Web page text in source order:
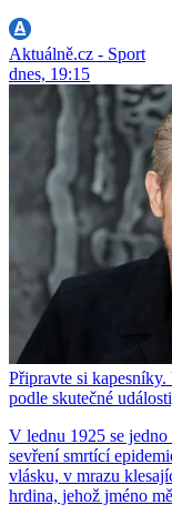
Aktuálně.cz - Sport
dnes, 19:15
Připravte si
podle skutečné
V lednu 1925 se
sevření smrtící
vlásku, v mrazu
hrdina, jehož jméno